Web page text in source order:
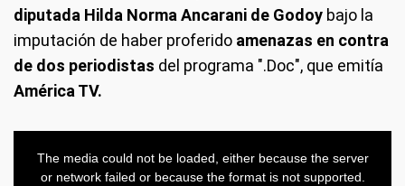
diputada Hilda Norma Ancarani de Godoy bajo la
imputación de haber proferido amenazas en contra
de dos periodistas del programa ".Doc", que emitía
América TV.